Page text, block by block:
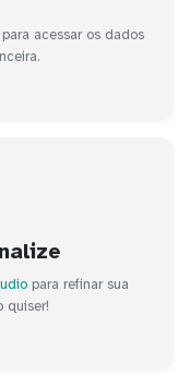
acessar os dados
para refinar sua
quiser!